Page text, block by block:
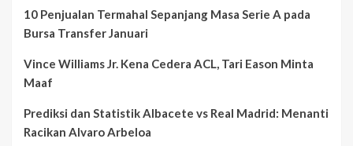
10 Penjualan Termahal Sepanjang Masa Serie A pada
Bursa Transfer Januari
Vince Williams Jr. Kena Cedera ACL, Tari Eason Minta
Maaf
Prediksi dan Statistik Albacete vs Real Madrid: Menanti
Racikan Alvaro Arbeloa